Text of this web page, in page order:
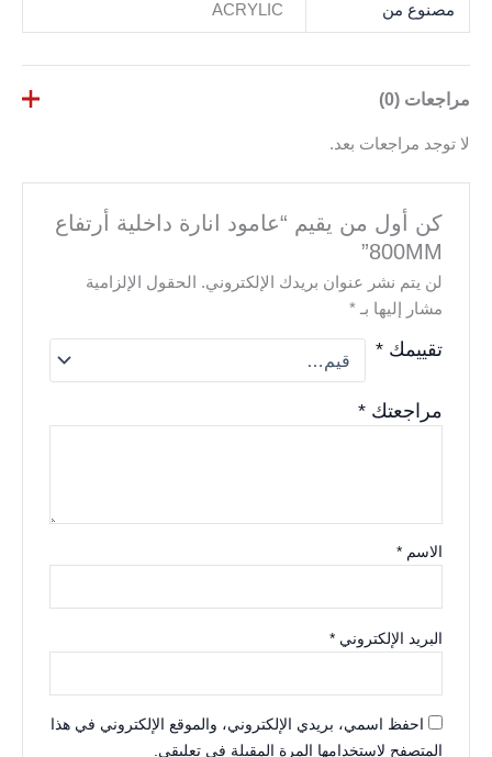
مصنوع من ACRYLIC
مراجعات (0)
لا توجد مراجعات بعد.
كن أول من يقيم “عامود انارة داخلية أرتفاع
800MM”
لن يتم نشر عنوان بريدك الإلكتروني.
الحقول الإلزامية
مشار إليها بـ*
تقييمك*
مراجعتك*
الاسم*
البريد الإلكتروني*
احفظ اسمي، بريدي الإلكتروني، والموقع الإلكتروني في هذا
المتصفح لاستخدامها المرة المقبلة في تعليقي.